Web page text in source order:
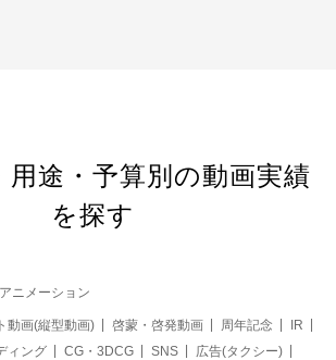
用途・予算別の動画実績
を探す
アニメーション
動画(縦型動画) 啓蒙・啓発動画 周年記念
IR
ィング
CG・3DCG SNS
広告(タクシー)